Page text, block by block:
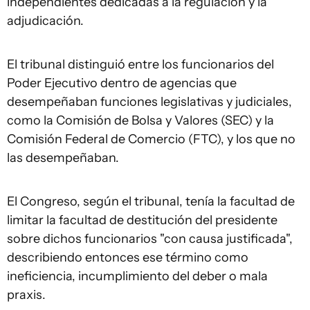
adjudicación.
El tribunal distinguió entre los funcionarios del
Poder Ejecutivo dentro de agencias que
desempeñaban funciones legislativas y judiciales,
como la Comisión de Bolsa y Valores (SEC) y la
Comisión Federal de Comercio (FTC), y los que no
las desempeñaban.
El Congreso, según el tribunal, tenía la facultad de
limitar la facultad de destitución del presidente
sobre dichos funcionarios "con causa justificada",
describiendo entonces ese término como
ineficiencia, incumplimiento del deber o mala
praxis.